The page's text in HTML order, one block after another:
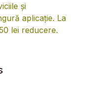
și
aplicație. La
lei reducere.